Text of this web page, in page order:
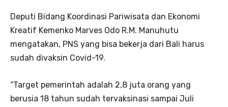
Deputi Bidang Koordinasi Pariwisata dan Ekonomi
Kreatif Kemenko Marves Odo R.M. Manuhutu
mengatakan, PNS yang bisa bekerja dari Bali harus
sudah divaksin Covid-19.
“Target pemerintah adalah 2,8 juta orang yang
berusia 18 tahun sudah tervaksinasi sampai Juli